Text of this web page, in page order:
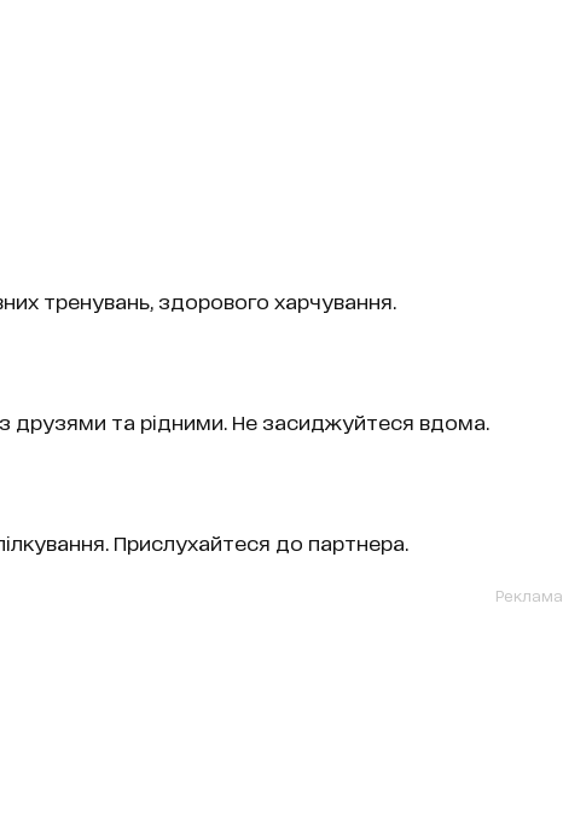
тренувань, здорового харчування.
друзями та рідними. Не засиджуйтеся вдома.
Прислухайтеся до партнера.
Реклама